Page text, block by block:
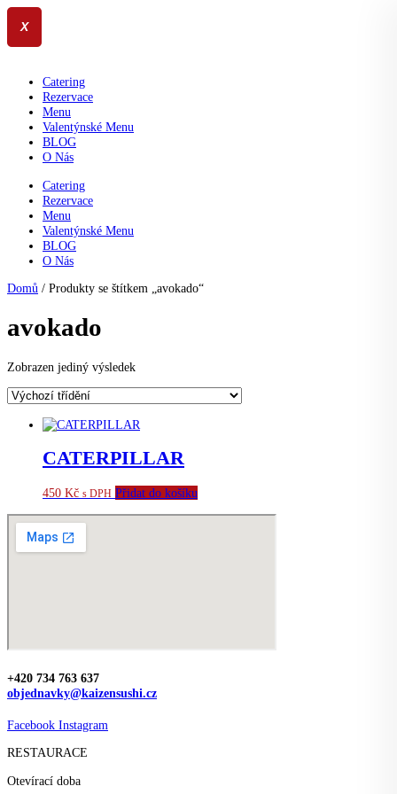
X
obsahu
Catering
Rezervace
Menu
Valentýnské Menu
BLOG
O Nás
Catering
Rezervace
Menu
Valentýnské Menu
BLOG
O Nás
Domů / Produkty se štítkem „avokado“
avokado
Zobrazen jediný výsledek
CATERPILLAR
450 Kč s DPH Přidat do košíku
+420 734 763 637
objednavky@kaizensushi.cz
Facebook Instagram
RESTAURACE
Otevírací doba